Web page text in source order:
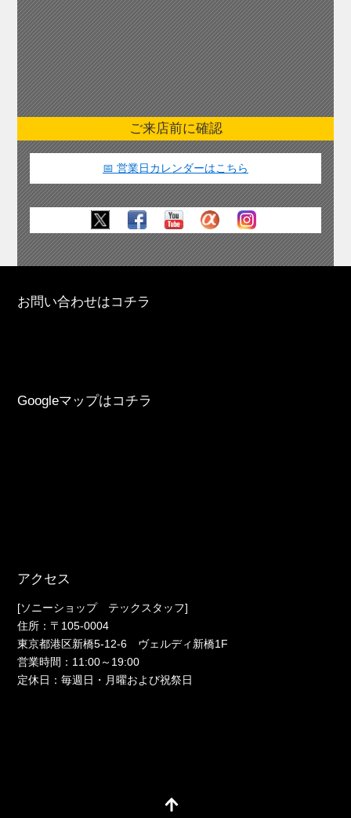
ご来店前に確認
📅 営業日カレンダーはこちら
お問い合わせはコチラ
Googleマップはコチラ
アクセス
[ソニーショップ テックスタッフ]
住所：〒105-0004
東京都港区新橋5-12-6 ヴェルディ新橋1F
営業時間：11:00～19:00
定休日：毎週日・月曜および祝祭日